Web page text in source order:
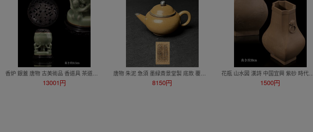
13001円 8150円 1500円